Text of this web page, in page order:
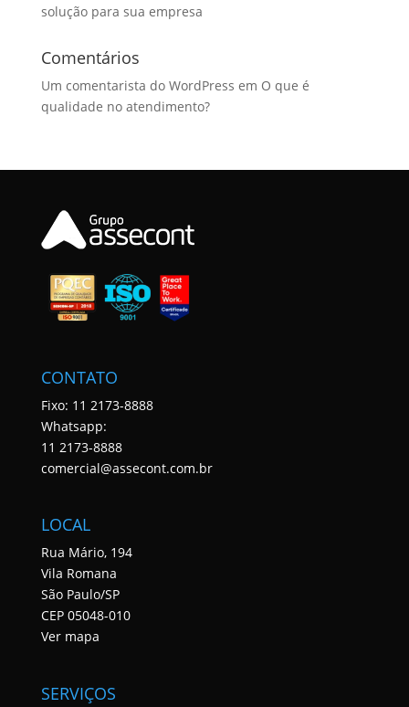
solução para sua empresa
Comentários
Um comentarista do WordPress em O que é
qualidade no atendimento?
CONTATO
Fixo: 11 2173-8888
Whatsapp:
11 2173-8888
comercial@assecont.com.br
LOCAL
Rua Mário, 194
Vila Romana
São Paulo/SP
CEP 05048-010
Ver mapa
SERVIÇOS